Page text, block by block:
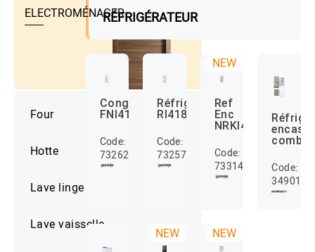
ELECTROMÉNAGER
Four
Hotte
Lave linge
Lave vaisselle
RÉFRIGÉRATEUR
Congélateur
FNI4181E1
Code:
732628
Réfrigérateur
RI4182E1
Code:
732574
NEW
Ref
Enc
NRKI4181P1
Code:
733147
Code:
NEW NEW